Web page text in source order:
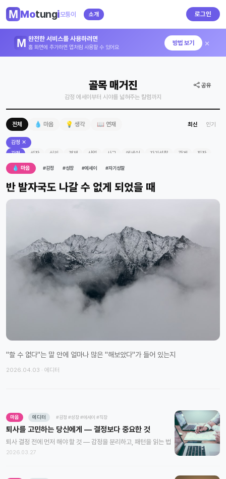
Motungi모퉁이 소개 로그인
완전한 서비스를 사용하려면
홈 화면에 추가하면 앱처럼 사용할 수 있어요
방법 보기 ×
골목 매거진
감정 에세이부터 시야를 넓혀주는 칼럼까지
공유
전체 💧 마음 💡 생각 📖 연재 최신 인기
감정 ✕
감정
성장 심리 경제 산업 사고 에세이 자기성찰 관계
직장
마음
역사 경영 영화
💧 마음 #감정 #성장 #에세이 #자기성찰
반 발자국도 나갈 수 없게 되었을 때
"할 수 없다"는 말 안에 얼마나 많은 "해보았다"가 들어 있는지
2026.04.03 · 에디터
마음 에디터 #감정 #성장#에세이 #직장
퇴사를 고민하는 당신에게 — 결정보다 중요한 것
퇴사 결정 전에 먼저 해야 할 것 — 감정을 분리하고, 패턴을 읽는 법
2026.03.27